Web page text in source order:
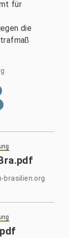
für
die
brasilien.org